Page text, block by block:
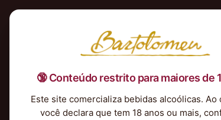
🔞 Conteúdo restrito para maiores de
Este site comercializa bebidas alcoólicas. Ao
você declara que tem 18 anos ou mais,
Nossa Seleção TintosBrancosEspumantes